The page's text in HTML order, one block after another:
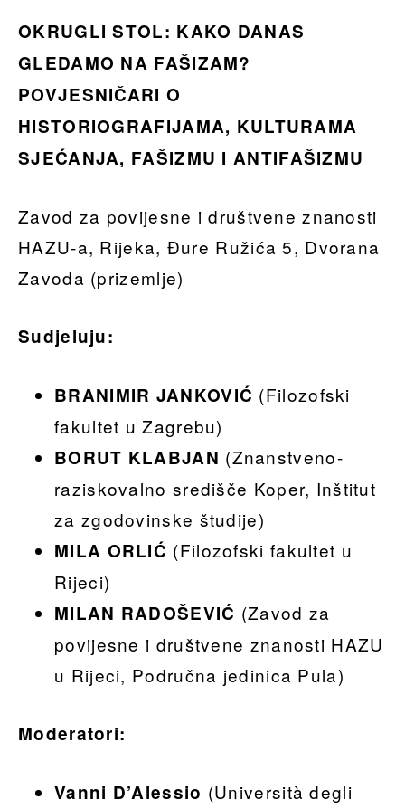
OKRUGLI STOL: KAKO DANAS
GLEDAMO NA FAŠIZAM?
POVJESNIČARI O
HISTORIOGRAFIJAMA, KULTURAMA
SJEĆANJA, FAŠIZMU I ANTIFAŠIZMU
Zavod za povijesne i društvene znanosti
HAZU-a, Rijeka, Đure Ružića 5, Dvorana
Zavoda (prizemlje)
Sudjeluju:
BRANIMIR JANKOVIĆ (Filozofski
fakultet u Zagrebu)
BORUT KLABJAN (Znanstveno-
raziskovalno središče Koper, Inštitut
za zgodovinske študije)
MILA ORLIĆ (Filozofski fakultet u
Rijeci)
MILAN RADOŠEVIĆ (Zavod za
povijesne i društvene znanosti HAZU
u Rijeci, Područna jedinica Pula)
Moderatori:
Vanni D’Alessio (Università degli